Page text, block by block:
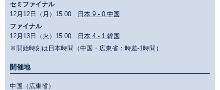
セミファイナル
12月12日（月）15:00
日本 9 - 0 中国
ファイナル
12月13日（火）15:00
日本 4 - 1 韓国
※開始時刻は日本時間（中国・広東省：時差-1時間）
開催地
中国（広東省）